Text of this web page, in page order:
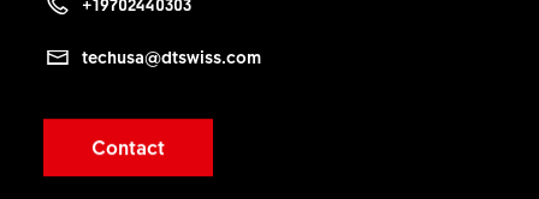
techusa@dtswiss.com
Contact